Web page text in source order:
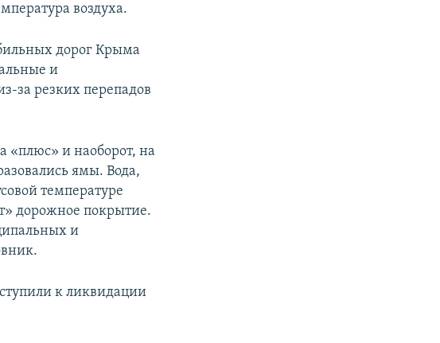
воздуха.
дорог Крыма
и
за резких перепадов
«плюс» и наоборот, на
ямы. Вода,
температуре
дорожное покрытие.
и
к ликвидации